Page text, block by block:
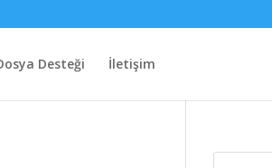
Desteği İletişim